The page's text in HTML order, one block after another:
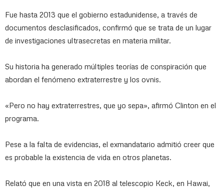
Fue hasta 2013 que el gobierno estadunidense, a través de
documentos desclasificados, confirmó que se trata de un lugar
de investigaciones ultrasecretas en materia militar.
Su historia ha generado múltiples teorías de conspiración que
abordan el fenómeno extraterrestre y los ovnis.
«Pero no hay extraterrestres, que yo sepa», afirmó Clinton en el
programa.
Pese a la falta de evidencias, el exmandatario admitió creer que
es probable la existencia de vida en otros planetas.
Relató que en una vista en 2018 al telescopio Keck, en Hawai,